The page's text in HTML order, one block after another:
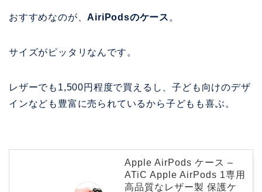
おすすめなのが、AiriPodsのケース 。
サイズがピッタリなんです。
レザーでも1,500円程度で買えるし、子ども向けのデザ
インなども豊富に売られているから子どもも喜ぶ。
Apple AirPods ケース –
ATiC Apple AirPods 1専用
高品質なレザー製 保護ケ